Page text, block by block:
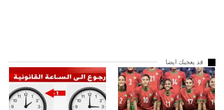
قد يعجبك ايضا